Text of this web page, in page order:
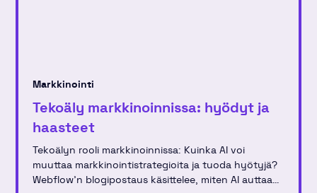
Markkinointi
Tekoäly markkinoinnissa: hyödyt ja
haasteet
Tekoälyn rooli markkinoinnissa: Kuinka AI voi
muuttaa markkinointistrategioita ja tuoda hyötyjä?
Webflow'n blogipostaus käsittelee, miten AI auttaa